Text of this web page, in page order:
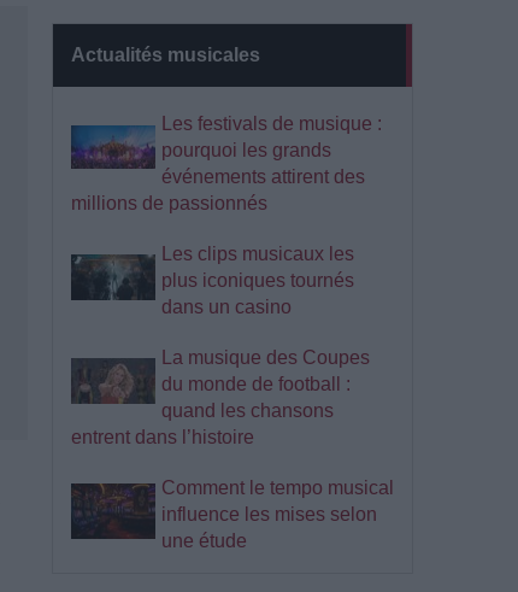
Actualités musicales
Les festivals de musique :
pourquoi les grands
événements attirent des
millions de passionnés
Les clips musicaux les
plus iconiques tournés
dans un casino
La musique des Coupes
du monde de football :
quand les chansons
entrent dans l’histoire
Comment le tempo musical
influence les mises selon
une étude